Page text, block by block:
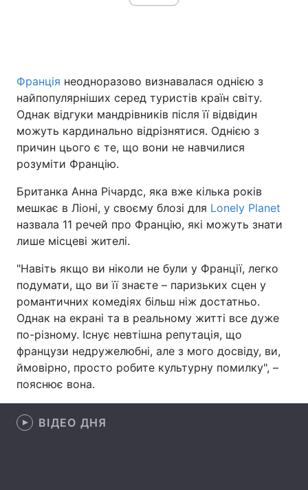
Україна Політика
Економіка Світ
Спорт
Техно і зв'язок Лайт
Зброя Інциденти
Цікавинки Погода
Лонгріди
Відео з Youtube
Інтерв'ю
Франція неодноразово визнавалася однією з
найпопулярніших серед туристів країн світу.
Однак відгуки мандрівників після її відвідин
можуть кардинально відрізнятися. Однією з
причин цього є те, що вони не навчилися
розуміти Францію.
Британка Анна Річардс, яка вже кілька років
мешкає в Ліоні, у своєму блозі для Lonely Planet
назвала 11 речей про Францію, які можуть знати
лише місцеві жителі.
"Навіть якщо ви ніколи не були у Франції, легко
подумати, що ви її знаєте – паризьких сцен у
романтичних комедіях більш ніж достатньо.
Однак на екрані та в реальному житті все дуже
по-різному. Існує невтішна репутація, що
французи недружелюбні, але з мого досвіду, ви,
ймовірно, просто робите культурну помилку", –
пояснює вона.
ВІДЕО ДНЯ